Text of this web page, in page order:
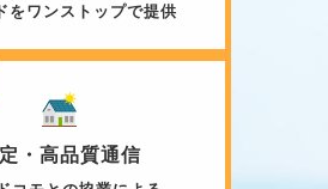
をワンストップで提供
・高品質通信